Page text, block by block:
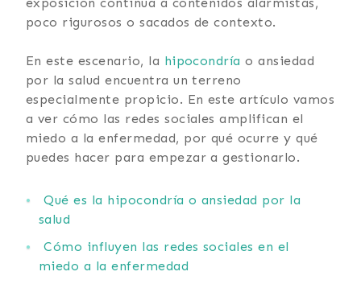
exposición continua a contenidos alarmistas,
poco rigurosos o sacados de contexto.
En este escenario, la hipocondría o ansiedad
por la salud encuentra un terreno
especialmente propicio. En este artículo vamos
a ver cómo las redes sociales amplifican el
miedo a la enfermedad, por qué ocurre y qué
puedes hacer para empezar a gestionarlo.
Qué es la hipocondría o ansiedad por la
salud
Cómo influyen las redes sociales en el
miedo a la enfermedad